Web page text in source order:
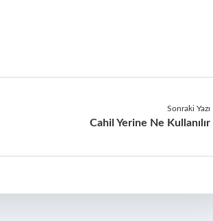
Sonraki Yazı
Cahil Yerine Ne Kullanılır